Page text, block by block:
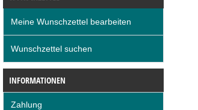
Meine Wunschzettel bearbeiten
Wunschzettel suchen
INFORMATIONEN
Zahlung